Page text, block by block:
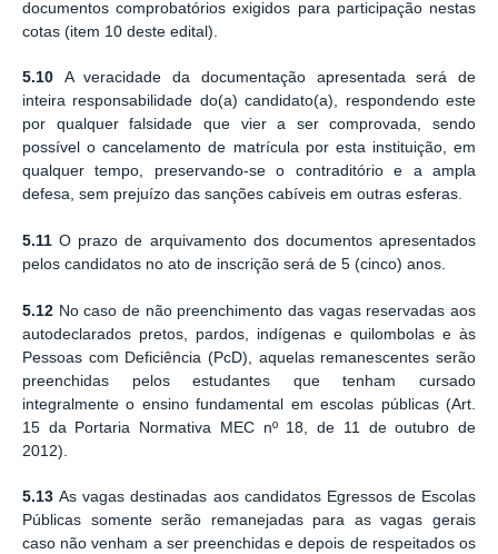
documentos comprobatórios exigidos para participação nestas
cotas (item 10 deste edital).
5.10 A veracidade da documentação apresentada será de
inteira responsabilidade do(a) candidato(a), respondendo este
por qualquer falsidade que vier a ser comprovada, sendo
possível o cancelamento de matrícula por esta instituição, em
qualquer tempo, preservando-se o contraditório e a ampla
defesa, sem prejuízo das sanções cabíveis em outras esferas.
5.11O prazo de arquivamento dos documentos apresentados
pelos candidatos no ato de inscrição será de 5 (cinco) anos.
5.12 No caso de não preenchimento das vagas reservadas aos
autodeclarados pretos, pardos, indígenas e quilombolas e às
Pessoas com Deficiência (PcD), aquelas remanescentes serão
preenchidas pelos estudantes que tenham cursado
integralmente o ensino fundamental em escolas públicas (Art.
15 da Portaria Normativa MEC nº 18, de 11 de outubro de
2012).
5.13As vagas destinadas aos candidatos Egressos de Escolas
Públicas somente serão remanejadas para as vagas gerais
caso não venham a ser preenchidas e depois de respeitados os